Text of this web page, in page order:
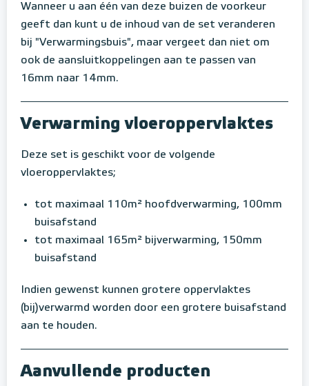
Wanneer u aan één van deze buizen de voorkeur
geeft dan kunt u de inhoud van de set veranderen
bij "Verwarmingsbuis", maar vergeet dan niet om
ook de aansluitkoppelingen aan te passen van
16mm naar 14mm.
Verwarming vloeroppervlaktes
Deze set is geschikt voor de volgende
vloeroppervlaktes;
tot maximaal 110m² hoofdverwarming, 100mm
buisafstand
tot maximaal 165m² bijverwarming, 150mm
buisafstand
Indien gewenst kunnen grotere oppervlaktes
(bij)verwarmd worden door een grotere buisafstand
aan te houden.
Aanvullende producten